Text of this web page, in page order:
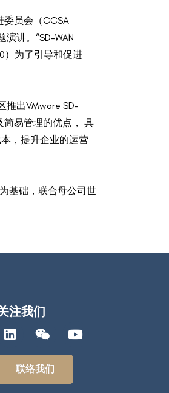
委员会（CCSA
讲。“SD-WAN
）为了引导和促进
推出VMware SD-
简易管理的优点， 具
，提升企业的运营
基础，联合母公司世
注我们
联络我们